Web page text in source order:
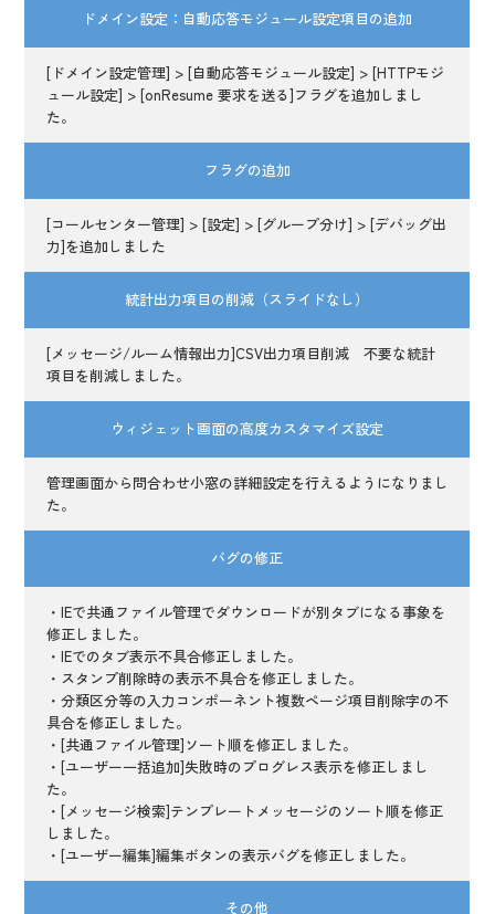
ドメイン設定：自動応答モジュール設定項目の追加
[ドメイン設定管理] > [自動応答モジュール設定] > [HTTPモジ
ュール設定] > [onResume 要求を送る]フラグを追加しまし
た。
フラグの追加
[コールセンター管理] > [設定] > [グループ分け] > [デバッグ出
力]を追加しました
統計出力項目の削減（スライドなし）
[メッセージ/ルーム情報出力]CSV出力項目削減 不要な統計
項目を削減しました。
ウィジェット画面の高度カスタマイズ設定
管理画面から問合わせ小窓の詳細設定を行えるようになりまし
た。
バグの修正
・IEで共通ファイル管理でダウンロードが別タブになる事象を
修正しました。
・IEでのタブ表示不具合修正しました。
・スタンプ削除時の表示不具合を修正しました。
・分類区分等の入力コンポーネント複数ページ項目削除字の不
具合を修正しました。
・[共通ファイル管理]ソート順を修正しました。
・[ユーザー一括追加]失敗時のプログレス表示を修正しまし
た。
・[メッセージ検索]テンプレートメッセージのソート順を修正
しました。
・[ユーザー編集]編集ボタンの表示バグを修正しました。
その他